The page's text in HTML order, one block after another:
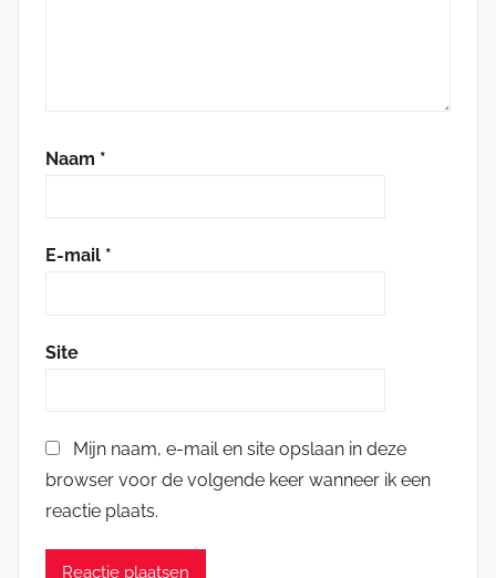
Naam *
E-mail *
Site
Mijn naam, e-mail en site opslaan in deze
browser voor de volgende keer wanneer ik een
reactie plaats.